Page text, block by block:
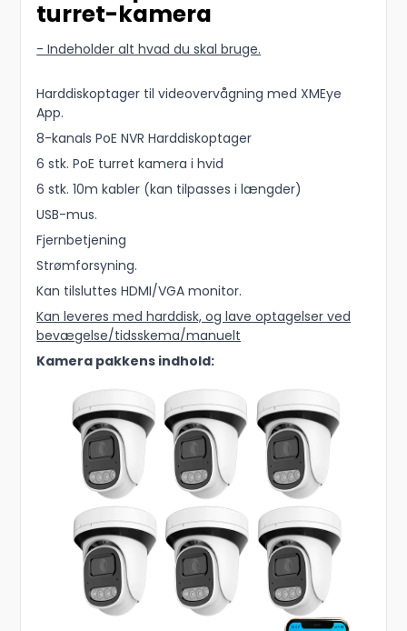
turret-kamera
- Indeholder alt hvad du skal bruge.
Harddiskoptager til videovervågning med XMEye
App.
8-kanals PoE NVR Harddiskoptager
6 stk. PoE turret kamera i hvid
6 stk. 10m kabler (kan tilpasses i længder)
USB-mus.
Fjernbetjening
Strømforsyning.
Kan tilsluttes HDMI/VGA monitor.
Kan leveres med harddisk, og lave optagelser ved
bevægelse/tidsskema/manuelt
Kamera pakkens indhold: